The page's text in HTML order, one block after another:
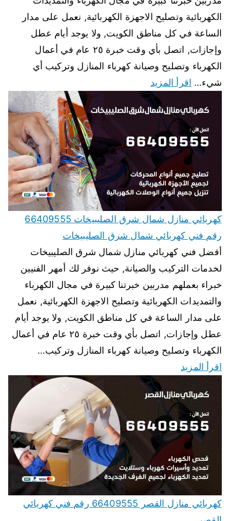
الكهربائية وتصليح الاجهزة الكهربائية, نعمل على مدار
الساعة في كل مناطق الكويت, ولا يوجد أيام عطل
وإجازات, اتصل بأي وقت خبرة ٢٥ عام في أعمال
الكهرباء وتصليح وصيانة كهرباء المنازل وتركيب أي
شيء… اقرأ المزيد
كهربائي منازل شمال شرق الصليبيخات 66409555
رقم فني كهربائي شمال شرق الصليبيخات
أفضل فني كهربائي منازل شمال شرق الصليبيخات
لخدمات التركيب والصيانة, حيث نوفر لك أمهر الفنيين
خبراء بعملهم مدربين خبرتنا كبيرة في مجال الكهرباء
والتمديدات الكهربائية وتصليح الاجهزة الكهربائية, نعمل
على مدار الساعة في كل مناطق الكويت, ولا يوجد أيام
عطل وإجازات, اتصل بأي وقت خبرة ٢٥ عام في أعمال
الكهرباء وتصليح وصيانة كهرباء المنازل وتركيب…
اقرأ المزيد
كهربائي منازل القصر 66409555 رقم فني كهربائي